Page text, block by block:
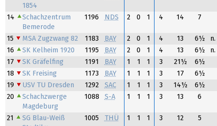
1854
14
Schachzentrum
Bemerode
1196 NDS 2 0 1 4 14 7
15 MSA Zugzwang 82 1183 BAY 2 0 1 4 13 6½
n.
16
SK Kelheim 1920 1195 BAY 2 0 1 4 13 6½
n.
17
SK Gräfelfing 1191 BAY 1 1 1 3 21½
6½
18
SK Freising 1173 BAY 1 1 1 3 17
6½
19
USV TU Dresden 1292 SAC 1 1 1 3 14½
6½
20
Schachzwerge
Magdeburg
1088 S-A 1 1 1 3 13 6
21
SG Blau-Weiß
1005 THÜ 1 1 1 3 12 5